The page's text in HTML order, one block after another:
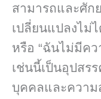
สามารถและศัก
เปลี่ยนแปลงไม่
หรือ “ฉันไม่มีค
เช่นนี้เป็นอุปสร
บุคคลและความ